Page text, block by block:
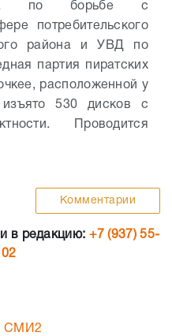
по борьбе с
потребительского
района и УВД по
партия пиратских
расположенной у
изъято 530 дисков с
Проводится
Комментарии
в редакцию: +7 (937) 55-
СМИ2